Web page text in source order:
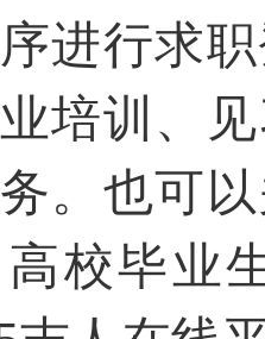
进行求
培训、
。也可
校毕业